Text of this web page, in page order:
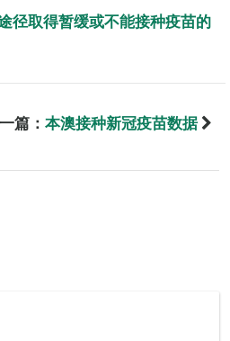
径取得暂缓或不能接种疫苗的
篇： 本澳接种新冠疫苗数据